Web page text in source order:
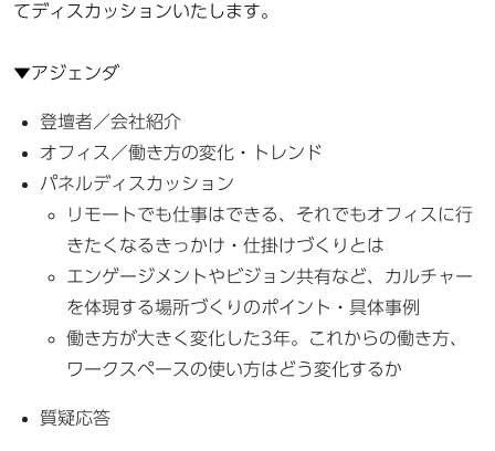
てディスカッションいたします。
▼アジェンダ
登壇者／会社紹介
オフィス／働き方の変化・トレンド
パネルディスカッション
リモートでも仕事はできる、それでもオフィスに行
きたくなるきっかけ・仕掛けづくりとは
エンゲージメントやビジョン共有など、カルチャー
を体現する場所づくりのポイント・具体事例
働き方が大きく変化した3年。これからの働き方、
ワークスペースの使い方はどう変化するか
質疑応答